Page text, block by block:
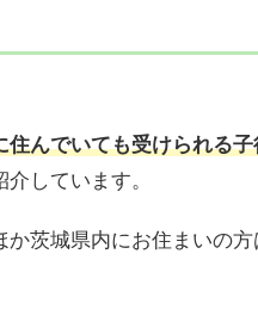
住んでいても受けられる
しています。
茨城県内にお住まいの